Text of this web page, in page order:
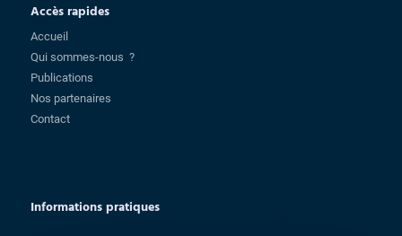
Accès rapides
Accueil
Qui sommes-nous ?
Publications
Nos partenaires
Contact
Informations pratiques